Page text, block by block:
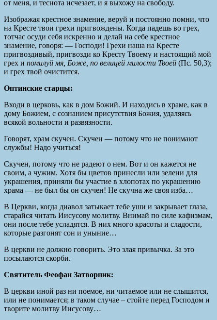
от меня, и теснота исчезает, и я выхожу на свободу.
Изображая крестное знамение, веруй и постоянно помни, что
на Кресте твои грехи пригвождены. Когда падешь во грех,
тотчас осуди себя искренно и делай на себе крестное
знамение, говоря: — Господи! Грехи наша на Кресте
пригвоздивый, пригвозди ко Кресту Твоему и настоящий мой
грех и помилуй мя, Боже, по велицей милости Твоей (Пс. 50,3);
и грех твой очистится.
Оптинские старцы:
Входи в церковь, как в дом Божий. И находись в храме, как в
дому Божием, с сознанием присутствия Божия, удаляясь
всякой вольности и развязности.
Говорят, храм скучен. Скучен — потому что не понимают
службы! Надо учиться!
Скучен, потому что не радеют о нем. Вот и он кажется не
своим, а чужим. Хотя бы цветов принесли или зелени для
украшения, приняли бы участие в хлопотах по украшению
храма — не был бы он скучен! Не скучна же своя изба…
В Церкви, когда диавол затыкает тебе уши и закрывает глаза,
старайся читать Иисусову молитву. Внимай по силе кафизмам,
они после тебе усладятся. В них много красоты и сладости,
которые разгонят сон и уныние…
В церкви не должно говорить. Это злая привычка. За это
посылаются скорби.
Святитель Феофан Затворник:
В церкви иной раз ни поемое, ни читаемое или не слышится,
или не понимается; в таком случае – стойте перед Господом и
творите молитву Иисусову…